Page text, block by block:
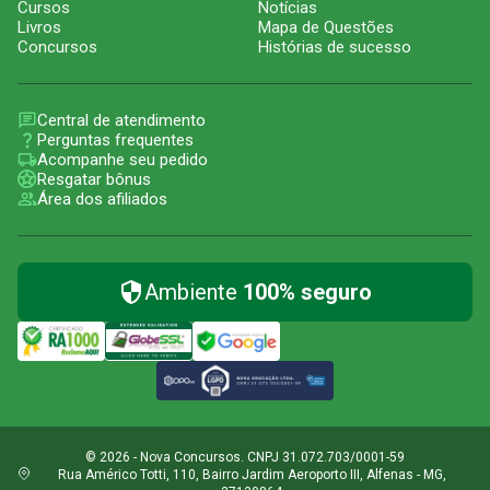
Cursos
Livros
Concursos
Notícias
Mapa de Questões
Histórias de sucesso
Central de atendimento
Perguntas frequentes
Acompanhe seu pedido
Resgatar bônus
Área dos afiliados
Ambiente 100% seguro
© 2026 - Nova Concursos. CNPJ 31.072.703/0001-59
Rua Américo Totti, 110, Bairro Jardim Aeroporto III, Alfenas - MG,